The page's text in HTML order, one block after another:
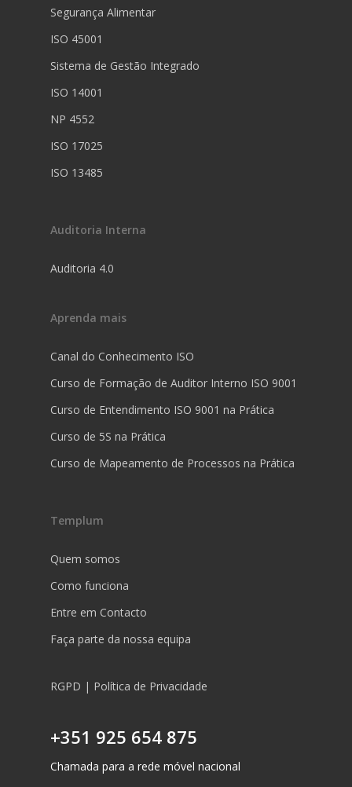
Segurança Alimentar
ISO 45001
Sistema de Gestão Integrado
ISO 14001
NP 4552
ISO 17025
ISO 13485
Auditoria Interna
Auditoria 4.0
Aprenda mais
Canal do Conhecimento ISO
Curso de Formação de Auditor Interno ISO 9001
Curso de Entendimento ISO 9001 na Prática
Curso de 5S na Prática
Curso de Mapeamento de Processos na Prática
Templum
Quem somos
Como funciona
Entre em Contacto
Faça parte da nossa equipa
RGPD | Política de Privacidade
+351 925 654 875
Chamada para a rede móvel nacional